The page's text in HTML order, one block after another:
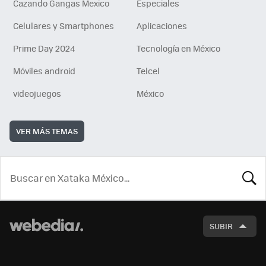
Cazando Gangas Mexico
Especiales
Celulares y Smartphones
Aplicaciones
Prime Day 2024
Tecnología en México
Móviles android
Telcel
videojuegos
México
VER MÁS TEMAS
SUBIR